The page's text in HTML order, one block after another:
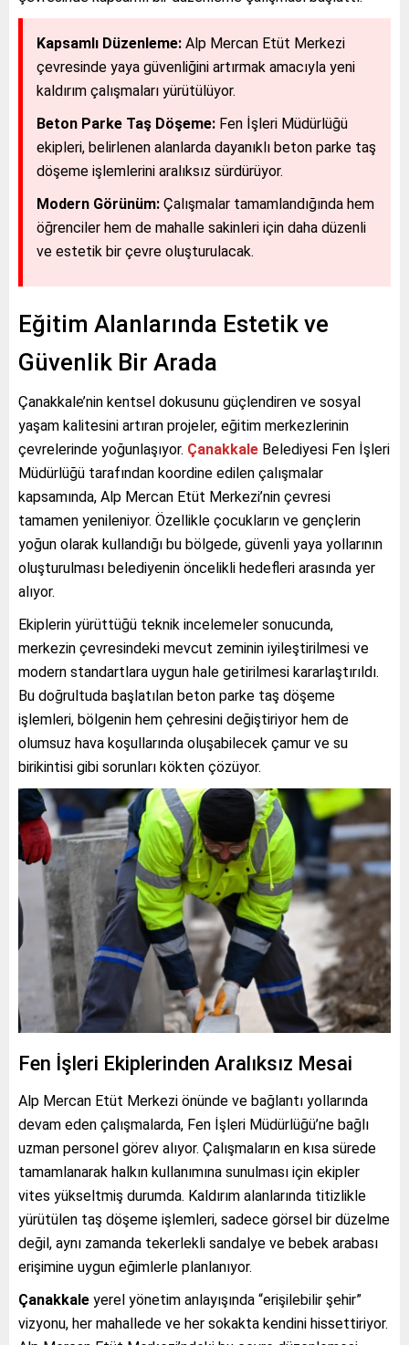
Kapsamlı Düzenleme: Alp Mercan Etüt Merkezi
çevresinde yaya güvenliğini artırmak amacıyla yeni
kaldırım çalışmaları yürütülüyor.
Beton Parke Taş Döşeme: Fen İşleri Müdürlüğü
ekipleri, belirlenen alanlarda dayanıklı beton parke taş
döşeme işlemlerini aralıksız sürdürüyor.
Modern Görünüm: Çalışmalar tamamlandığında hem
öğrenciler hem de mahalle sakinleri için daha düzenli
ve estetik bir çevre oluşturulacak.
Eğitim Alanlarında Estetik ve
Güvenlik Bir Arada
Çanakkale’nin kentsel dokusunu güçlendiren ve sosyal
yaşam kalitesini artıran projeler, eğitim merkezlerinin
çevrelerinde yoğunlaşıyor. Çanakkale Belediyesi Fen İşleri
Müdürlüğü tarafından koordine edilen çalışmalar
kapsamında, Alp Mercan Etüt Merkezi’nin çevresi
tamamen yenileniyor. Özellikle çocukların ve gençlerin
yoğun olarak kullandığı bu bölgede, güvenli yaya yollarının
oluşturulması belediyenin öncelikli hedefleri arasında yer
alıyor.
Ekiplerin yürüttüğü teknik incelemeler sonucunda,
merkezin çevresindeki mevcut zeminin iyileştirilmesi ve
modern standartlara uygun hale getirilmesi kararlaştırıldı.
Bu doğrultuda başlatılan beton parke taş döşeme
işlemleri, bölgenin hem çehresini değiştiriyor hem de
olumsuz hava koşullarında oluşabilecek çamur ve su
birikintisi gibi sorunları kökten çözüyor.
Fen İşleri Ekiplerinden Aralıksız Mesai
Alp Mercan Etüt Merkezi önünde ve bağlantı yollarında
devam eden çalışmalarda, Fen İşleri Müdürlüğü’ne bağlı
uzman personel görev alıyor. Çalışmaların en kısa sürede
tamamlanarak halkın kullanımına sunulması için ekipler
vites yükseltmiş durumda. Kaldırım alanlarında titizlikle
yürütülen taş döşeme işlemleri, sadece görsel bir düzelme
değil, aynı zamanda tekerlekli sandalye ve bebek arabası
erişimine uygun eğimlerle planlanıyor.
Çanakkale yerel yönetim anlayışında “erişilebilir şehir”
vizyonu, her mahallede ve her sokakta kendini hissettiriyor.